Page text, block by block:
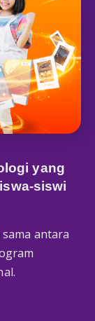
yang
siswi
antara